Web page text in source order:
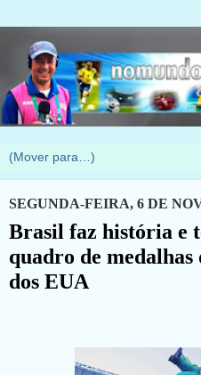
SEGUNDA-FEIRA, 6 DE
Brasil faz história e
quadro de medalhas
dos EUA